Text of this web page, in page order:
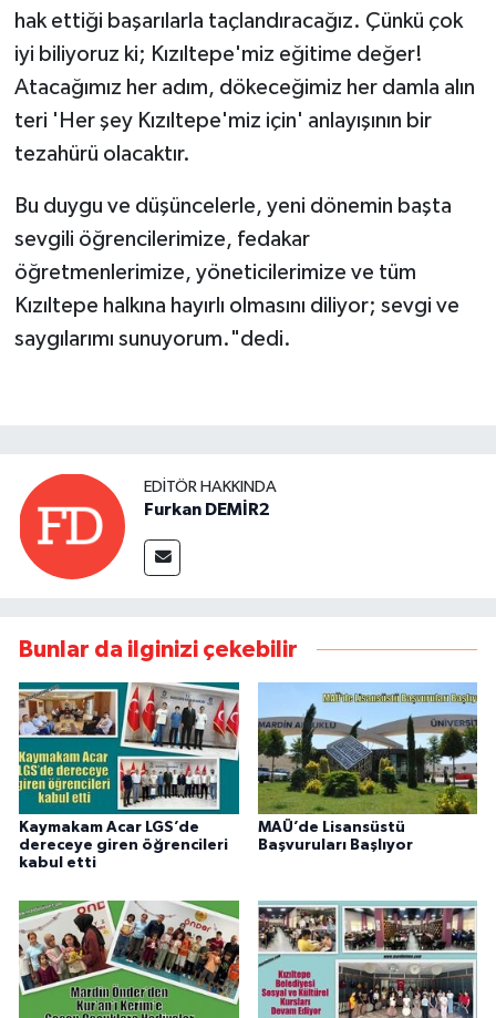
hak ettiği başarılarla taçlandıracağız. Çünkü çok
iyi biliyoruz ki; Kızıltepe'miz eğitime değer!
Atacağımız her adım, dökeceğimiz her damla alın
teri 'Her şey Kızıltepe'miz için' anlayışının bir
tezahürü olacaktır.
Bu duygu ve düşüncelerle, yeni dönemin başta
sevgili öğrencilerimize, fedakar
öğretmenlerimize, yöneticilerimize ve tüm
Kızıltepe halkına hayırlı olmasını diliyor; sevgi ve
saygılarımı sunuyorum."dedi.
EDITÖR HAKKINDA
Furkan DEMİR2
Bunlar da ilginizi çekebilir
Kaymakam Acar LGS’de
dereceye giren öğrencileri
kabul etti
MAÜ’de Lisansüstü
Başvuruları Başlıyor